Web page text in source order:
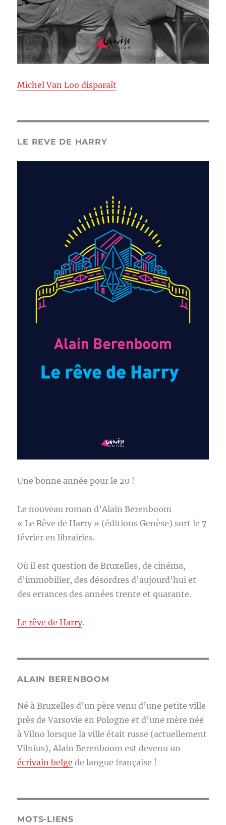
Michel Van Loo disparaît
LE REVE DE HARRY
Une bonne année pour le 20 !
Le nouveau roman d’Alain Berenboom
« Le Rêve de Harry » (éditions Genèse) sort le 7
février en librairies.
Où il est question de Bruxelles, de cinéma,
d’immobilier, des désordres d’aujourd’hui et
des errances des années trente et quarante.
Le rêve de Harry.
ALAIN BERENBOOM
Né à Bruxelles d’un père venu d’une petite ville
près de Varsovie en Pologne et d’une mère née
à Vilno lorsque la ville était russe (actuellement
Vilnius), Alain Berenboom est devenu un
écrivain belge de langue française !
MOTS-LIENS